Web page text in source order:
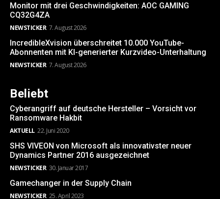
Monitor mit drei Geschwindigkeiten: AOC GAMING
CQ32G4ZA
NEWSTICKER 7. August 2026
IncredibleXvision überschreitet 10.000 YouTube-
Abonnenten mit KI-generierter Kurzvideo-Unterhaltung
NEWSTICKER 7. August 2026
Beliebt
Cyberangriff auf deutsche Hersteller – Vorsicht vor
Ransomware Hakbit
AKTUELL 22. Juni 2020
SHS VIVEON von Microsoft als innovativster neuer
Dynamics Partner 2016 ausgezeichnet
NEWSTICKER 30. Januar 2017
Gamechanger in der Supply Chain
NEWSTICKER 25. April 2023